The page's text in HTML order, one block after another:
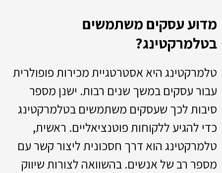
מדוע עסקים משתמשים
בטלמרקטינג?
טלמרקטינג היא אסטרטגיית מכירות פופולרית
עבור עסקים במשך שנים רבות. ישנן מספר
סיבות לכך שעסקים משתמשים בטלמרקטינג
כדי להגיע ללקוחות פוטנציאליים. ראשית,
טלמרקטינג הוא דרך חסכונית ליצור קשר עם
מספר רב של אנשים. בהשוואה לצורות שיווק